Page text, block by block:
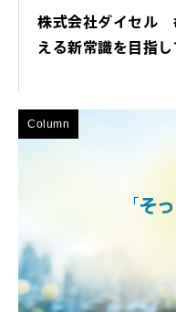
株式会社ダイセル
える新常識を目指
Column